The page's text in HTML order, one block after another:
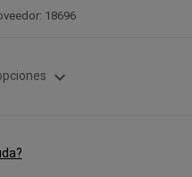
18696
expand_more